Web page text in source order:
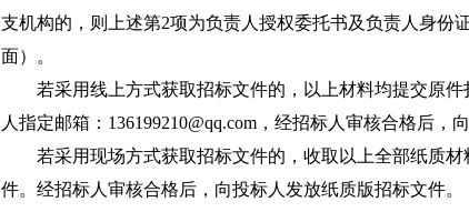
支机构的，则上述第2项为负责人授权委托书及负责人身份
面）。
若采用线上方式获取招标文件的，以上材料均提交原件
人指定邮箱：136199210@qq.com，经招标人审核合格后，
若采用现场方式获取招标文件的，收取以上全部纸质材
件。经招标人审核合格后，向投标人发放纸质版招标文件。